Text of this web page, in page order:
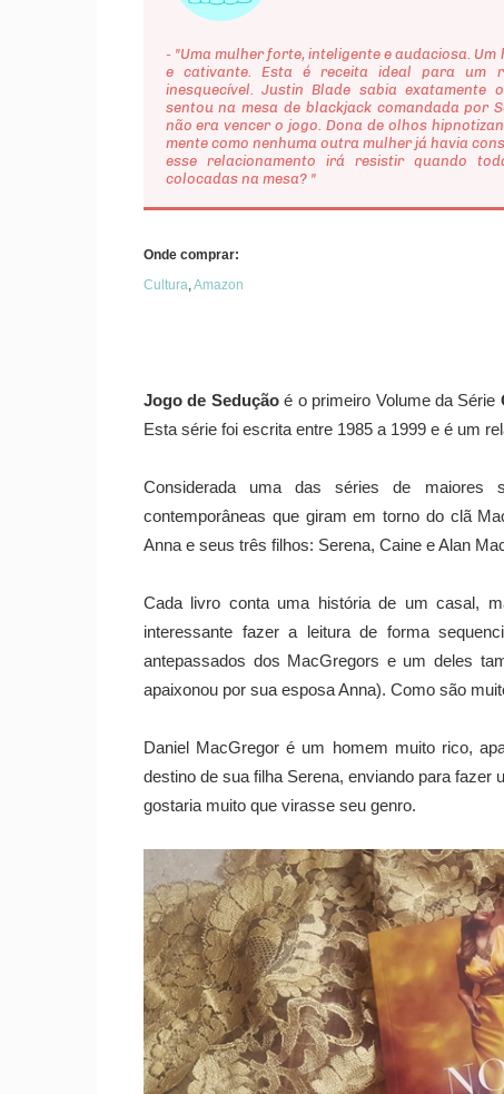
- "Uma mulher forte, inteligente e audaciosa. Um
e cativante. Esta é receita ideal para um
inesquecível. Justin Blade sabia exatamente
sentou na mesa de blackjack comandada por
não era vencer o jogo. Dona de olhos
mente como nenhuma outra mulher já havia
esse relacionamento irá resistir quando
colocadas na mesa? "
Onde comprar:
Cultura,Amazon
Jogo de Seduçãoé o primeiro Volume da Série
Esta série foi escrita entre 1985 a 1999 e é um
Considerada uma das séries de maiores
contemporâneas que giram em torno do clã
Anna e seus três filhos: Serena, Caine e Alan
Cada livro conta uma história de um casal,
interessante fazer a leitura de forma
antepassados dos MacGregors e um deles
apaixonou por sua esposa Anna). Como são
Daniel MacGregor é um homem muito rico,
destino de sua filha Serena, enviando para fazer
gostaria muito que virasse seu genro.